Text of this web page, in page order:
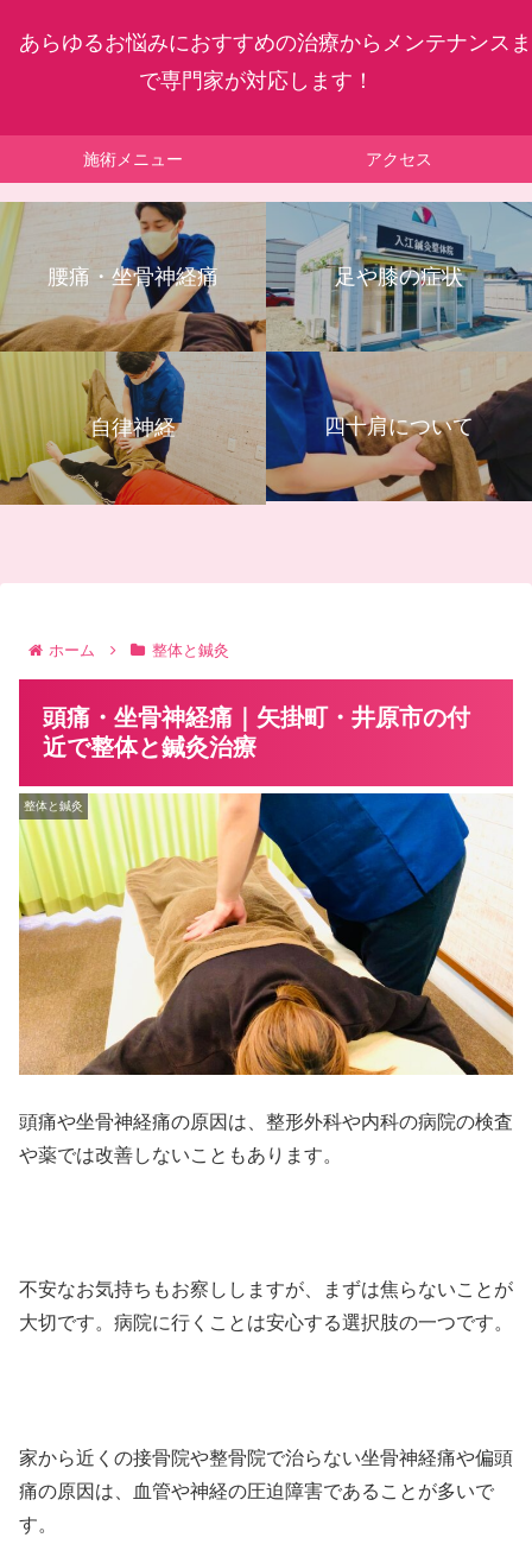
あらゆるお悩みにおすすめの治療からメンテナンスま
で専門家が対応します！
施術メニュー アクセス
腰痛・坐骨神経痛 足や膝の症状
自律神経 四十肩について
ホーム 整体と鍼灸
頭痛・坐骨神経痛｜矢掛町・井原市の付
近で整体と鍼灸治療
整体と鍼灸
頭痛や坐骨神経痛の原因は、整形外科や内科の病院の検査
や薬では改善しないこともあります。
不安なお気持ちもお察ししますが、まずは焦らないことが
大切です。病院に行くことは安心する選択肢の一つです。
家から近くの接骨院や整骨院で治らない坐骨神経痛や偏頭
痛の原因は、血管や神経の圧迫障害であることが多いで
す。